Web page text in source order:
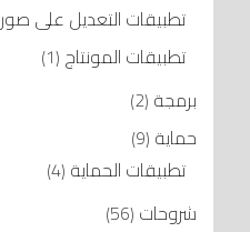
تطبيقات التعديل على صور
تطبيقات المونتاج (1)
برمجة (2)
حماية (9)
تطبيقات الحماية (4)
شروحات (56)